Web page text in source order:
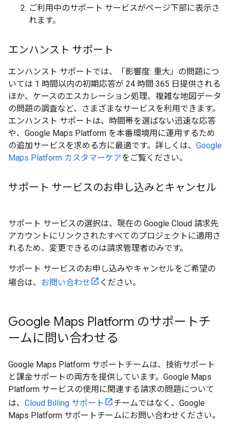
ご利用中のサポート サービスがページ下部に表示さ
れます。
エンハンスト サポート
エンハンスト サポートでは、「影響度: 重大」の問題につ
いては 1 時間以内の初期応答が 24 時間 365 日提供される
ほか、ケースのエスカレーション処理、複雑な地図データ
の問題の調査など、さまざまなサービスを利用できます。
エンハンスト サポートは、時間帯を選ばない迅速な応答
や、Google Maps Platform を本番環境用に運用するため
の追加サービスを求める方に最適です。詳しくは、 Google
Maps Platform カスタマーケアをご覧ください。
サポート サービスのお申し込みとキャンセル
サポート サービスの選択は、現在の Google Cloud 請求先
アカウントにリンクされたすべてのプロジェクトに適用さ
れるため、変更できるのは請求管理者のみです。
サポート サービスのお申し込みやキャンセルをご希望の
場合は、 お問い合わせ ください。
Google Maps Platform のサポートチ
ームに問い合わせる
Google Maps Platform サポートチームは、技術サポート
と課金サポートの両方を提供しています。Google Maps
Platform サービスの使用に関連する請求の問題について
は、 Cloud Billing サポート
チームではなく、Google
Maps Platform サポートチームにお問い合わせください。